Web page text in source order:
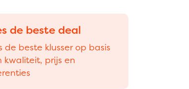
de beste deal
de beste klusser op basis
kwaliteit, prijs en